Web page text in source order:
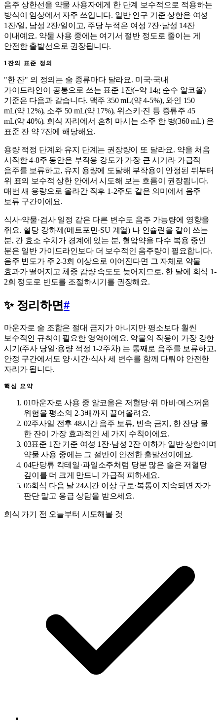
음주 상한선을 약물 사용자에게 한 단계 보수적으로 적용하는
방식이 임상에서 자주 쓰입니다. 일반 인구 기준 상한은 여성
1잔/일, 남성 2잔/일이고, 주당 누적은 여성 7잔·남성 14잔
이내예요. 약물 사용 중에는 여기서 절반 정도로 줄이는 게
안전한 출발선으로 권장됩니다.
1잔의 표준 정의
"한 잔" 의 정의는 술 종류마다 달라요. 미국·국내
가이드라인이 공통으로 쓰는 표준 1잔(=약 14g 순수 알코올)
기준은 다음과 같습니다. 맥주 350 mL(약 4-5%), 와인 150
mL(약 12%), 소주 50 mL(약 17%), 위스키·진 등 증류주 45
mL(약 40%). 회식 자리에서 흔히 마시는 소주 한 병(360 mL) 은
표준 잔 약 7잔에 해당해요.
용량 적정 단계와 유지 단계는 권장량이 또 달라요. 약을 처음
시작한 4-8주 동안은 부작용 강도가 가장 큰 시기라 가급적
음주를 보류하고, 유지 용량에 도달해 부작용이 안정된 뒤부터
위 표의 보수적 상한 안에서 시도해 보는 흐름이 권장됩니다.
매번 새 용량으로 올라간 직후 1-2주도 같은 의미에서 음주
보류 구간이에요.
식사·약물·검사 일정 같은 다른 변수도 음주 가능량에 영향을
줘요. 혈당 강하제(메트포민·SU 계열) 나 인슐린을 같이 쓰는
분, 간 효소 수치가 경계에 있는 분, 혈압약을 다수 복용 중인
분은 일반 가이드라인보다 더 보수적인 음주량이 필요합니다.
음주 빈도가 주 2-3회 이상으로 이어진다면 그 자체로 약물
효과가 떨어지고 체중 감량 속도도 늦어지므로, 한 달에 회식 1-
2회 정도로 빈도를 조절하시기를 권장해요.
✨ 정리하면#
마운자로 술 조합은 절대 금지가 아니지만 평소보다 훨씬
보수적인 규칙이 필요한 영역이에요. 약물의 작용이 가장 강한
시기(주사 당일·용량 적정 1-2주차) 는 통째로 음주를 보류하고,
안정 구간에서도 양·시간·식사 세 변수를 함께 다뤄야 안전한
자리가 됩니다.
핵심 요약
01마운자로 사용 중 알코올은 저혈당·위 마비·메스꺼움
위험을 평소의 2-3배까지 끌어올려요.
02주사일 전후 48시간 음주 보류, 빈속 금지, 한 잔당 물
한 잔이 가장 효과적인 세 가지 수칙이에요.
03표준 1잔 기준 여성 1잔·남성 2잔 이하가 일반 상한이며
약물 사용 중에는 그 절반이 안전한 출발선이에요.
04단당류 칵테일·과일소주처럼 당분 많은 술은 저혈당
깊이를 더 크게 만드니 가급적 피하세요.
05회식 다음 날 24시간 이상 구토·복통이 지속되면 자가
판단 말고 응급 상담을 받으세요.
회식 가기 전 오늘부터 시도해볼 것